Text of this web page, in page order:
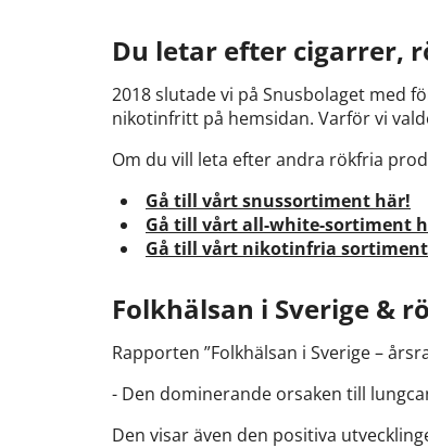
Du letar efter cigarrer,
2018 slutade vi på Snusbolaget med
nikotinfritt på hemsidan. Varför vi
Om du vill leta efter andra rökfria
Gå till vårt snussortiment här!
Gå till vårt all-white-sortiment
Gå till vårt nikotinfria
Folkhälsan i Sverige &
Rapporten ”Folkhälsan i Sverige –
- Den dominerande orsaken till
Den visar även den positiva